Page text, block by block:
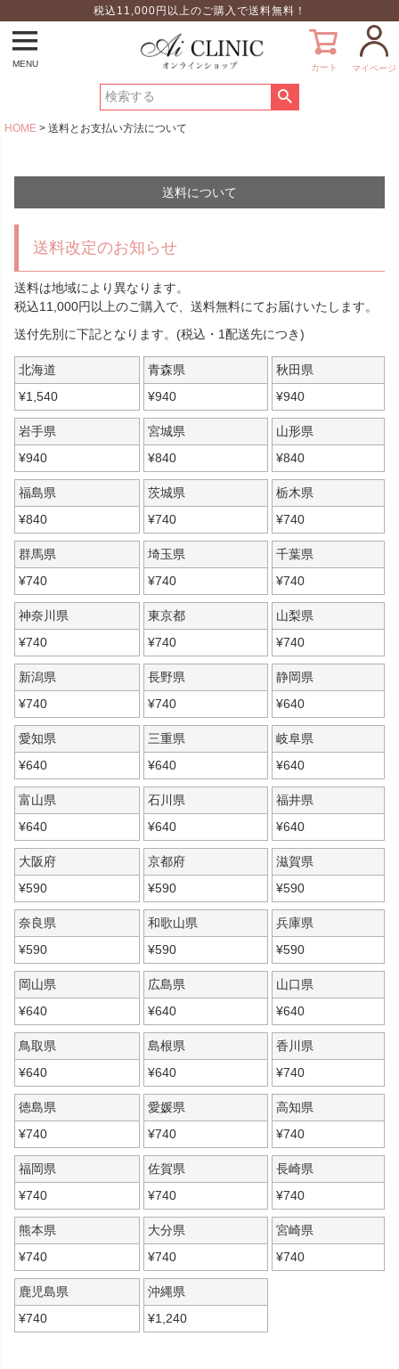
税込11,000円以上のご購入で送料無料！
MENU カート マイページ
HOME 送料とお支払い方法について
送料について
送料改定のお知らせ
送料は地域により異なります。
税込11,000円以上のご購入で、送料無料にてお届けいたします。
送付先別に下記となります。(税込・1配送先につき)
北海道
¥1,540
青森県
¥940
秋田県
¥940
岩手県
¥940
宮城県
¥840
山形県
¥840
福島県
¥840
茨城県
¥740
栃木県
¥740
群馬県
¥740
埼玉県
¥740
千葉県
¥740
神奈川県
¥740
東京都
¥740
山梨県
¥740
新潟県
¥740
長野県
¥740
静岡県
¥640
愛知県
¥640
三重県
¥640
岐阜県
¥640
富山県
¥640
石川県
¥640
福井県
¥640
大阪府
¥590
京都府
¥590
滋賀県
¥590
奈良県
¥590
和歌山県
¥590
兵庫県
¥590
岡山県
¥640
広島県
¥640
山口県
¥640
鳥取県
¥640
島根県
¥640
香川県
¥740
徳島県
¥740
愛媛県
¥740
高知県
¥740
福岡県
¥740
佐賀県
¥740
長崎県
¥740
熊本県
¥740
大分県
¥740
宮崎県
¥740
鹿児島県
¥740
沖縄県
¥1,240